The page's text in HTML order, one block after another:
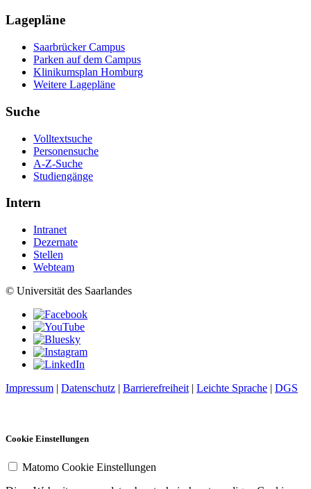
Lagepläne
Saarbrücker Campus
Parken auf dem Campus
Klinikumsplan Homburg
Weitere Lagepläne
Suche
Volltextsuche
Personensuche
A-Z-Suche
Studiengänge
Intern
Intranet
Dezernate
Stellen
Webteam
© Universität des Saarlandes
Impressum | Datenschutz | Barrierefreiheit | Leichte Sprache | DGS
Cookie Einstellungen
Matomo Cookie Einstellungen